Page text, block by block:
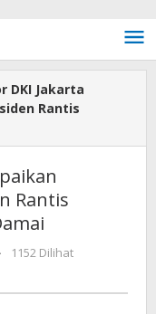
DKI Jakarta
Rantis
Rantis
1152 Dilihat